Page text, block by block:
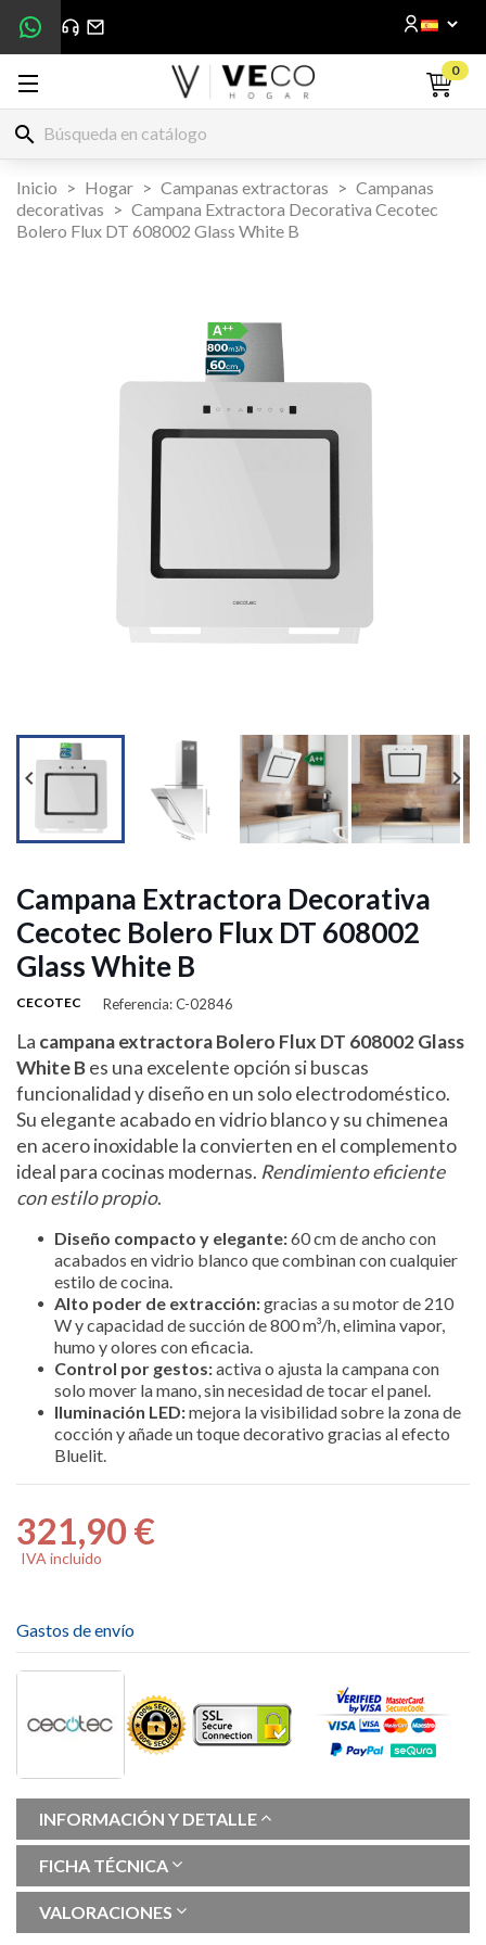
0
search
Inicio Hogar Campanas extractoras
Campanas
decorativas
Campana Extractora Decorativa Cecotec
Bolero Flux DT 608002 Glass White B
 
Campana Extractora Decorativa
Cecotec Bolero Flux DT 608002
Glass White B
CECOTEC Referencia: C-02846
La campana extractora Bolero Flux DT 608002 Glass
White Bes una excelente opción si buscas
funcionalidad y diseño en un solo electrodoméstico.
Su elegante acabado en vidrio blanco y su chimenea
en acero inoxidable la convierten en el complemento
ideal para cocinas modernas. Rendimiento eficiente
con estilo propio.
Diseño compacto y elegante:60 cm de ancho con
acabados en vidrio blanco que combinan con cualquier
estilo de cocina.
Alto poder de extracción:gracias a su motor de 210
W y capacidad de succión de 800 m³/h, elimina vapor,
humo y olores con eficacia.
Control por gestos:activa o ajusta la campana con
solo mover la mano, sin necesidad de tocar el panel.
Iluminación LED:mejora la visibilidad sobre la zona de
cocción y añade un toque decorativo gracias al efecto
Bluelit.
321,90 €
IVA incluido
Gastos de envío
INFORMACIÓN Y DETALLE
FICHA TÉCNICA
VALORACIONES